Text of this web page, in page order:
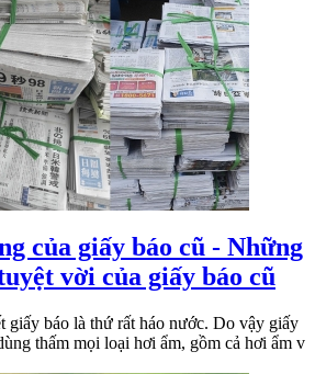
của giấy báo cũ - Những
vời của giấy báo cũ
giấy báo là thứ rất háo nước. Do vậy giấy
thấm mọi loại hơi ẩm, gồm cả hơi ẩm v